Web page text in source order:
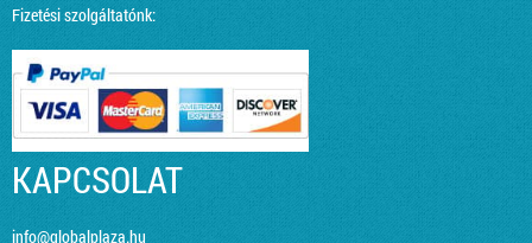
Fizetési szolgáltatónk:
KAPCSOLAT
info@globalplaza.hu